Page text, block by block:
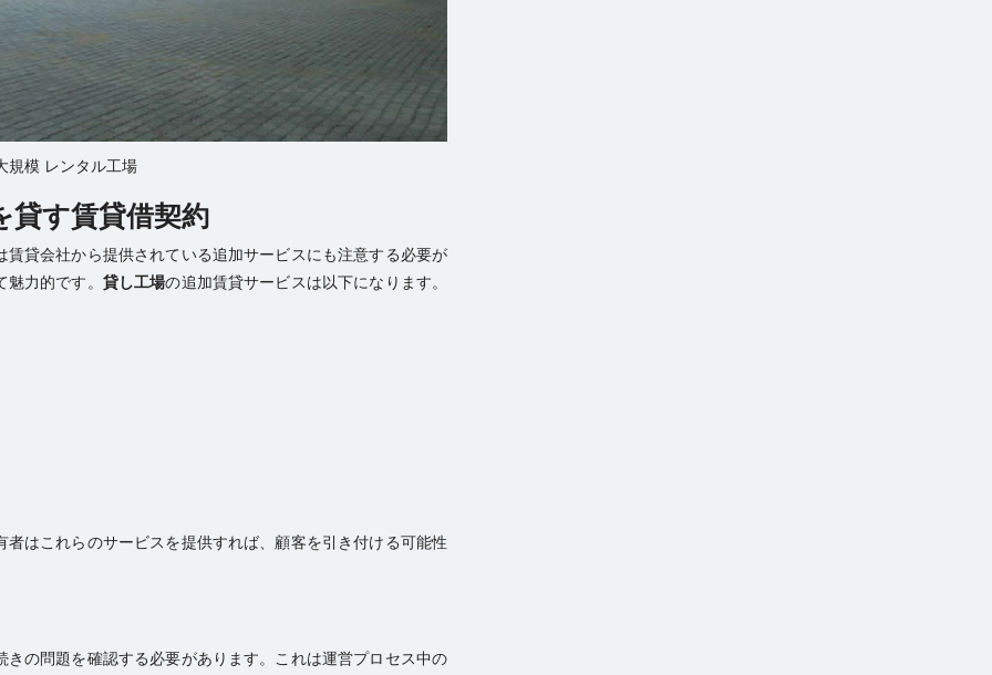
規模 レンタル工場
貸す賃貸借契約
貸会社から提供されている追加サービスにも注意する必要が
力的です。 貸し工場の追加賃貸サービスは以下になります。
はこれらのサービスを提供すれば、顧客を引き付ける可能性
の問題を確認する必要があります。これは運営プロセス中の